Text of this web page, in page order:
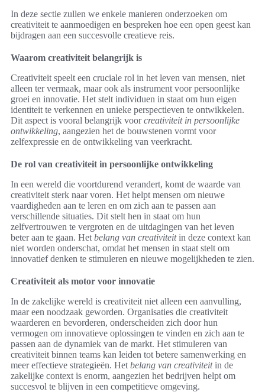
In deze sectie zullen we enkele manieren onderzoeken om
creativiteit te aanmoedigen en bespreken hoe een open geest kan
bijdragen aan een succesvolle creatieve reis.
Waarom creativiteit belangrijk is
Creativiteit speelt een cruciale rol in het leven van mensen, niet
alleen ter vermaak, maar ook als instrument voor persoonlijke
groei en innovatie. Het stelt individuen in staat om hun eigen
identiteit te verkennen en unieke perspectieven te ontwikkelen.
Dit aspect is vooral belangrijk voorcreativiteit in persoonlijke
ontwikkeling, aangezien het de bouwstenen vormt voor
zelfexpressie en de ontwikkeling van veerkracht.
De rol van creativiteit in persoonlijke ontwikkeling
In een wereld die voortdurend verandert, komt de waarde van
creativiteit sterk naar voren. Het helpt mensen om nieuwe
vaardigheden aan te leren en om zich aan te passen aan
verschillende situaties. Dit stelt hen in staat om hun
zelfvertrouwen te vergroten en de uitdagingen van het leven
beter aan te gaan. Het belang van creativiteitin deze context kan
niet worden onderschat, omdat het mensen in staat stelt om
innovatief denken te stimuleren en nieuwe mogelijkheden te zien.
Creativiteit als motor voor innovatie
In de zakelijke wereld is creativiteit niet alleen een aanvulling,
maar een noodzaak geworden. Organisaties die creativiteit
waarderen en bevorderen, onderscheiden zich door hun
vermogen om innovatieve oplossingen te vinden en zich aan te
passen aan de dynamiek van de markt. Het stimuleren van
creativiteit binnen teams kan leiden tot betere samenwerking en
meer effectieve strategieën. Het belang van creativiteitin de
zakelijke context is enorm, aangezien het bedrijven helpt om
succesvol te blijven in een competitieve omgeving.